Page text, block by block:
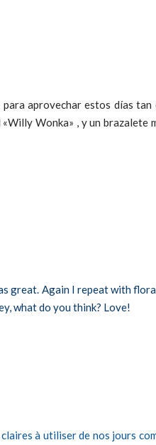
aprovechar estos días tan
Wonka» , y un brazalete
great. Again I repeat with
what do you think? Love!
à utiliser de nos jours